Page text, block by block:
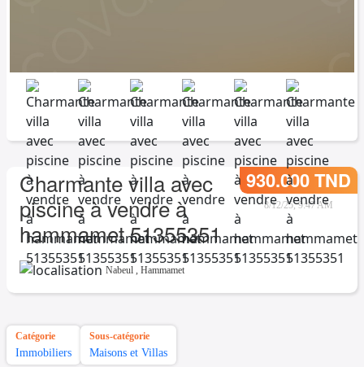
Charmante villa avec
piscine à vendre à
hammamet 51355351
930.000 TND
8/12/25, 9:47 AM
Nabeul , Hammamet
Catégorie
Immobiliers
Sous-catégorie
Maisons et Villas